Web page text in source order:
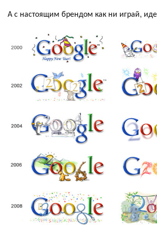
А с настоящим брендом как ни играй,